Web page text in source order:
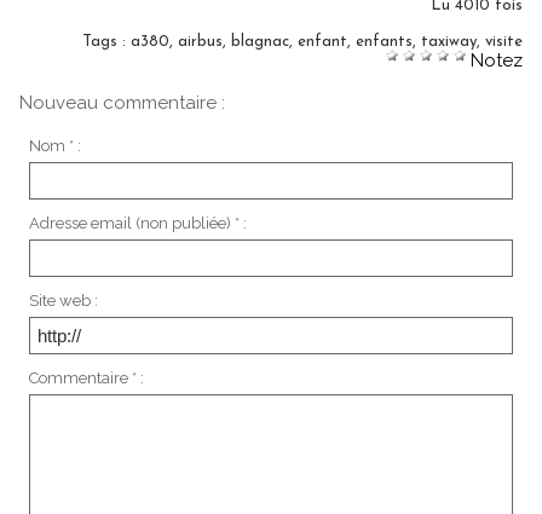
Lu 4010 fois
Tags : a380, airbus, blagnac, enfant, enfants, taxiway, visite
Notez
Nouveau commentaire :
Nom * :
Adresse email (non publiée) * :
Site web :
Commentaire * :